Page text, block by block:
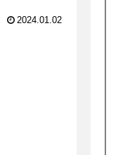
2024.01.02